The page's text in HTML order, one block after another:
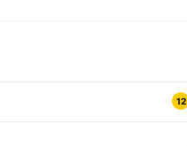
12